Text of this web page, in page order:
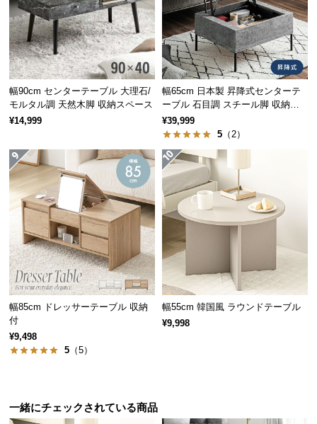
搬
入
経
路
に
つ
い
て
返
品・
キ
ャ
セ
ル
に
つ
い
保
つ
い
幅90cm センターテーブル 大理石/
モルタル調 天然木脚 収納スペース
¥14,999
幅65cm 日本製 昇降式センターテ
ーブル 石目調 スチール脚 収納ス
ペース 高さ34~54.5cm
¥39,999
5 （2）
幅85cm ドレッサーテーブル 収納
付
¥9,498
5 （5）
幅55cm 韓国風 ラウンドテーブル
¥9,998
一緒にチェックされている商品